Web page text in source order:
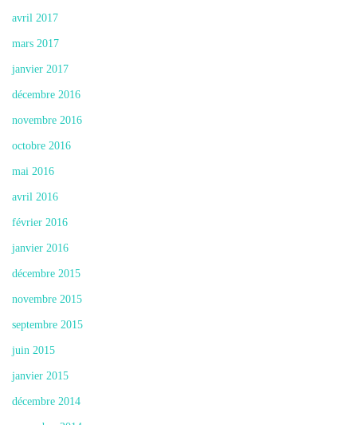
avril 2017
mars 2017
janvier 2017
décembre 2016
novembre 2016
octobre 2016
mai 2016
avril 2016
février 2016
janvier 2016
décembre 2015
novembre 2015
septembre 2015
juin 2015
janvier 2015
décembre 2014